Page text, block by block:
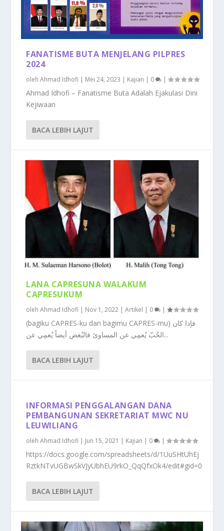
FANATISME BUTA MENJELANG PILPRES
2024
olehAhmad Idhofi | Mei 24, 2023 | Kajian | 0 |
Ahmad Idhofi – Fanatisme Buta Adalah Ejakulasi Dini
Kejiwaan
BACA LEBIH LAJUT
LANA CAPRESUNA WALAKUM
CAPRESUKUM
olehAhmad Idhofi | Nov 1, 2022 |Artikel | 0 |
(bagiku CAPRES-ku dan bagimu CAPRES-mu) فإذا كان
الحٌبّ يُعمِي عن المساوئ فالبُغض أيضاً يُعمِي عن...
BACA LEBIH LAJUT
INFORMASI PENGGALANGAN DANA
PEMBANGUNAN SEKRETARIAT MWC NU
LEUWILIANG
olehAhmad Idhofi | Jun 15, 2021 | Kajian | 0 |
https://docs.google.com/spreadsheets/d/1UuSHtUhEj
RztkNTvUGBwSkVJyUbhEU9rkO_QqQfxOk4/edit#gid=0
BACA LEBIH LAJUT